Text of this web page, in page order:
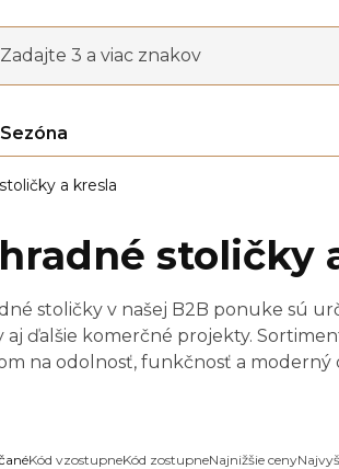
Zadajte 3 a viac znakov
Sezóna
a kresla
stoličky
stoličky v našej B2B ponuke sú
aj ďalšie komerčné projekty.
na odolnosť, funkčnosť a
Kód vzostupneKód zostupneNajnižšie ceny